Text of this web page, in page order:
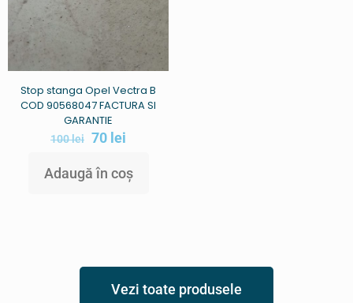
Stop stanga Opel Vectra B
COD 90568047 FACTURA SI
GARANTIE
100lei 70 lei
Adaugă în coș
Vezi toate produsele